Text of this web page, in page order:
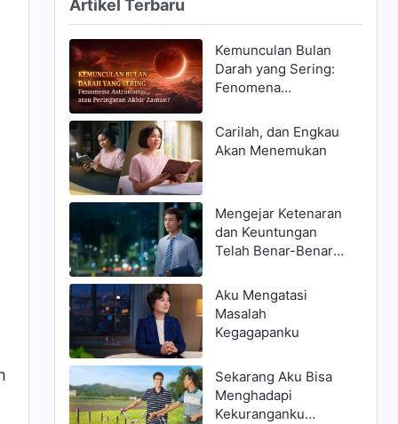
Artikel Terbaru
Kemunculan Bulan
Darah yang Sering:
Fenomena
Peringatan Akhir
Zaman?
Carilah, dan Engkau
Akan Menemukan
Mengejar Ketenaran
dan Keuntungan
Telah Benar-Benar
Aku Mengatasi
Masalah
Kegagapanku
Sekarang Aku Bisa
Menghadapi
Kekuranganku